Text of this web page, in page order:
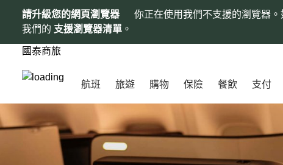
請升級您的網頁瀏覽器
你正在使用我們不支援的瀏覽器
我們的 支援瀏覽器清單 。
國泰商旅
航班 旅遊 購物 保險 餐飲 支付